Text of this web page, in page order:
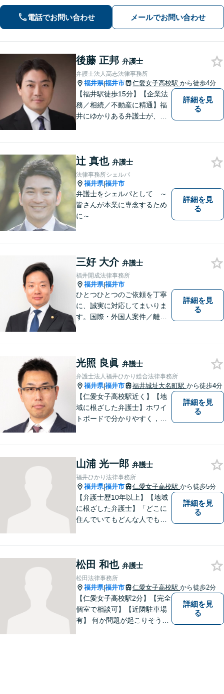
るよう尽力いたします【法テラス利用
可】【完全個室】【夜間・休日面談】
電話でお問い合わせ メールでお問い合わせ
後藤 正邦 弁護士
弁護士法人高志法律事務所
福井県|福井市 仁愛女子高校駅 から徒歩4分
【福井駅徒歩15分】【企業法
務／相続／不動産に精通】福
井にゆかりある弁護士が、皆
談ください。【著書多数】
詳細を見
る
辻 真也 弁護士
法律事務所シェルパ
福井県|福井市
弁護士をシェルパとして ～
皆さんが本業に専念するため
に～
詳細を見
る
三好 大介 弁護士
福井開成法律事務所
福井県|福井市
ひとつひとつのご依頼を丁寧
に、誠実に対応してまいりま
す。国際・外国人案件／離
故／刑事弁護・犯罪被害者な
ど、幅広く対応可能。お気軽
にご相談ください。
詳細を見
る
光照 良眞 弁護士
弁護士法人福井ひかり総合法律事務所
福井県|福井市 福井城址大名町駅 から徒歩4分
【仁愛女子高校駅近く】【地
域に根ざした弁護士】ホワイ
トボードで分かりやすく，納
幅広く対応可能。【明確な料
金体系】法律トラブルでお悩
むの方は、お気軽にご相談く
ださい。
詳細を見
る
山浦 光一郎 弁護士
福井ひかり法律事務所
福井県|福井市 仁愛女子高校駅 から徒歩5分
【弁護士歴10年以上】【地域
に根ざした弁護士】「どこに
住んでいてもどんな人でも等
中国語対応】大都市に負けな
い質と幅の法的なサービスを
提供することを目指していま
す。
詳細を見
る
松田 和也 弁護士
松田法律事務所
福井県|福井市 仁愛女子高校駅 から徒歩2分
【仁愛女子高校駅2分】【完全
個室で相談可】【近隣駐車場
有】 何か問題が起こりそうと
詳細を見
る